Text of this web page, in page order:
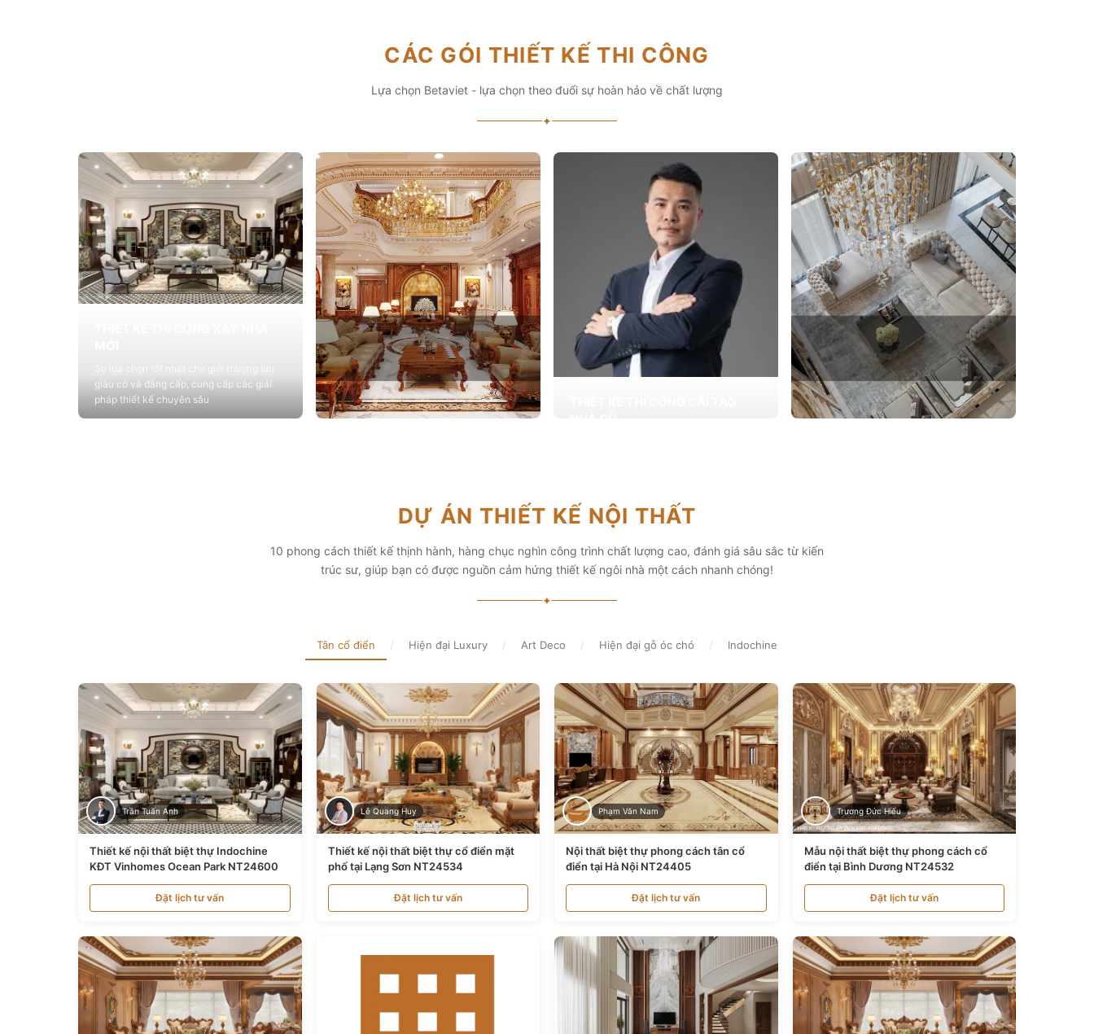
CÁC GÓI THIẾT KẾ THI CÔNG
Lựa chọn Betaviet - lựa chọn theo đuổi sự hoàn hảo về chất lượng
✦
giàu có và đẳng cấp, cung cấp các giải
pháp thiết kế chuyên sâu
Xem chi tiết
DỰ ÁN THIẾT KẾ NỘI THẤT
10 phong cách thiết kế thịnh hành, hàng chục nghìn công trình chất lượng cao, đánh giá sâu sắc từ kiến
trúc sư, giúp bạn có được nguồn cảm hứng thiết kế ngôi nhà một cách nhanh chóng!
✦
Tân cổ điển / Hiện đại Luxury / Art Deco / Hiện đại gỗ óc chó / Indochine
Trần Tuấn Anh
Thiết kế nội thất biệt thự Indochine
KĐT Vinhomes Ocean Park NT24600
Đặt lịch tư vấn
Lê Quang Huy
Thiết kế nội thất biệt thự cổ điển mặt
phố tại Lạng Sơn NT24534
Đặt lịch tư vấn
Phạm Văn Nam
Nội thất biệt thự phong cách tân cổ
điển tại Hà Nội NT24405
Đặt lịch tư vấn
Trương Đức Hiếu
Mẫu nội thất biệt thự phong cách cổ
điển tại Bình Dương NT24532
Đặt lịch tư vấn